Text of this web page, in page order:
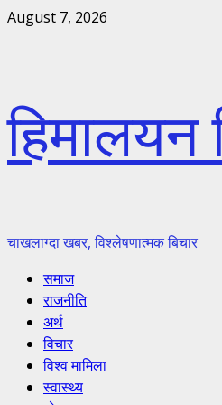
Skip
August 7, 2026
हिमालयन
चाखलाग्दा खबर, विश्लेषणात्मक बिचार
Primary
Menu
समाज
राजनीति
अर्थ
विचार
विश्व मामिला
स्वास्थ्य